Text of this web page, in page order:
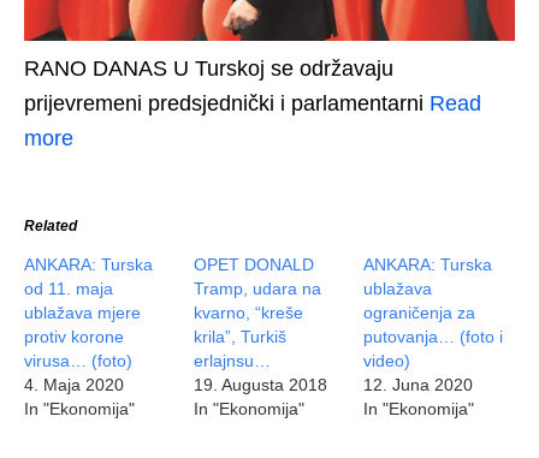
RANO DANAS U Turskoj se održavaju
prijevremeni predsjednički i parlamentarni Read
more
Related
ANKARA: Turska
od 11. maja
ublažava mjere
protiv korone
virusa… (foto)
4. Maja 2020
In "Ekonomija"
OPET DONALD
Tramp, udara na
kvarno, “kreše
krila”, Turkiš
erlajnsu…
19. Augusta 2018
In "Ekonomija"
ANKARA: Turska
ublažava
ograničenja za
putovanja… (foto i
video)
12. Juna 2020
In "Ekonomija"